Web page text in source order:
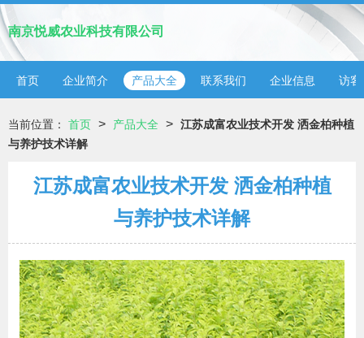
南京悦威农业科技有限公司
首页 企业简介 产品大全 联系我们 企业信息 访客
当前位置： 首页 > 产品大全 > 江苏成富农业技术开发 洒金柏种植
与养护技术详解
江苏成富农业技术开发 洒金柏种植
与养护技术详解